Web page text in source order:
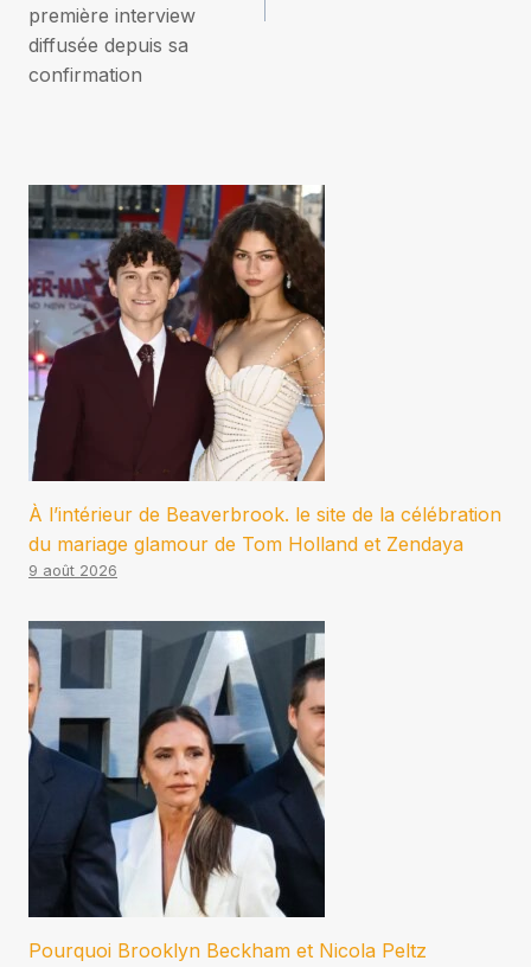
première interview
diffusée depuis sa
confirmation
À l’intérieur de Beaverbrook. le site de la célébration
du mariage glamour de Tom Holland et Zendaya
9 août 2026
Pourquoi Brooklyn Beckham et Nicola Peltz